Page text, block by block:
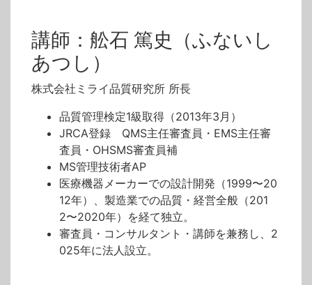
講師：舩石 篤史（ふないし
あつし）
株式会社ミライ品質研究所 所長
品質管理検定1級取得（2013年3月）
JRCA登録 QMS主任審査員・EMS主任審
査員・OHSMS審査員補
MS管理技術者AP
医療機器メーカーでの設計開発（1999〜20
12年）、製造業での品質・経営全般（201
2〜2020年）を経て独立。
審査員・コンサルタント・講師を兼務し、2
025年に法人設立。